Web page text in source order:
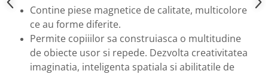
Povesti
Povesti ilustrate
Povesti - Basme - Legende
Realitatea Augmentata
Contine piese magnetice de calitate, multicolore
ce au forme diferite.
Permite copiiilor sa construiasca o multitudine
de obiecte usor si repede. Dezvolta creativitatea
imaginatia, inteligenta spatiala si abilitatile de